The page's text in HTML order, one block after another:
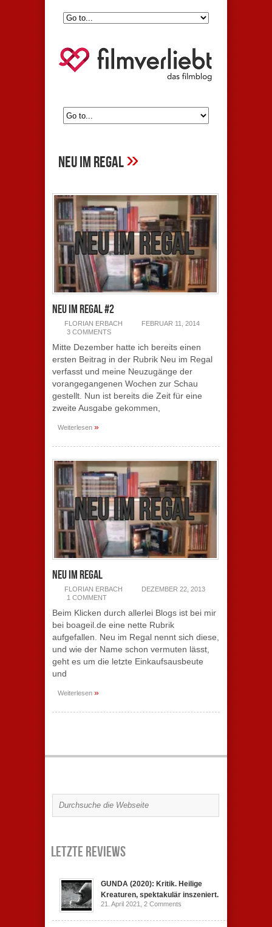
neu im regal»
Neu im Regal #2
FLORIAN ERBACH
FEBRUAR 11, 2014
3 COMMENTS
Mitte Dezember hatte ich bereits einen
ersten Beitrag in der Rubrik Neu im Regal
verfasst und meine Neuzugänge der
vorangegangenen Wochen zur Schau
gestellt. Nun ist bereits die Zeit für eine
zweite Ausgabe gekommen,
Weiterlesen »
Neu im Regal
FLORIAN ERBACH
DEZEMBER 22, 2013
1 COMMENT
Beim Klicken durch allerlei Blogs ist bei mir
bei boageil.de eine nette Rubrik
aufgefallen. Neu im Regal nennt sich diese,
und wie der Name schon vermuten lässt,
geht es um die letzte Einkaufsausbeute
und
Weiterlesen »
Letzte Reviews
GUNDA (2020): Kritik. Heilige
Kreaturen, spektakulär inszeniert.
21. April 2021, 2 Comments